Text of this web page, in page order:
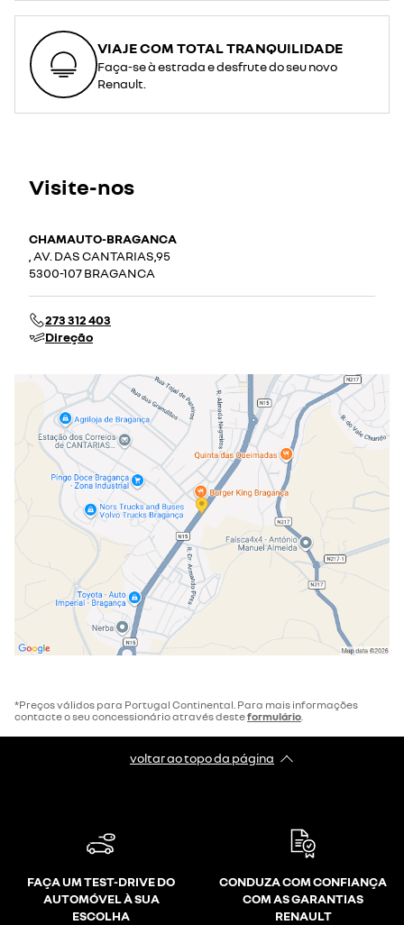
VIAJE COM TOTAL TRANQUILIDADE
Faça-se à estrada e desfrute do seu novo
Renault.
Visite-nos
CHAMAUTO-BRAGANCA
, AV. DAS CANTARIAS,95
5300-107 BRAGANCA
273 312 403
Direção
*Preços válidos para Portugal Continental. Para mais informações
contacte o seu concessionário através desteformulário.
voltar ao topo da página
FAÇA UM TEST-DRIVE DO
AUTOMÓVEL À SUA
ESCOLHA
CONDUZA COM CONFIANÇA
COM AS GARANTIAS
RENAULT